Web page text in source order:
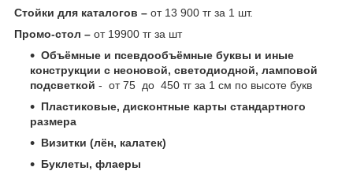
Стойки для каталогов – от 13 900 тг за 1 шт.
Промо-стол – от 19900 тг за шт
Объёмные и псевдообъёмные буквы и иные
конструкции с неоновой, светодиодной, ламповой
подсветкой - от 75 до 450 тг за 1 см по высоте букв
Пластиковые, дисконтные карты стандартного
размера
Визитки (лён, калатек)
Буклеты, флаеры